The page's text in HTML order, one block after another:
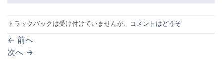
トラックバックは受け付けていませんが、 コメントはどうぞ
← 前へ
次へ →